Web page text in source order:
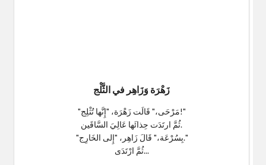
زَهْرَة وَزَاهِر في الثَّلْج
"مَرْحَى،" قَالَت زَهْرَة، "إِنَّها تُثْلِج!"
ثُمَّ ارتَدَت حِذائَها عَالِيَ السَّاقَين.
"بِسُرْعَة،" قَالَ زَاهِر، "إِلى الخَارِج."
ثُمَّ ارْتَدَى...